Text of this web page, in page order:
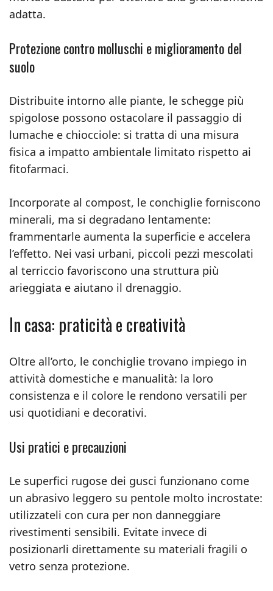
adatta.
Protezione contro molluschi e miglioramento del
suolo
Distribuite intorno alle piante, le schegge più
spigolose possono ostacolare il passaggio di
lumache e chiocciole: si tratta di una misura
fisica a impatto ambientale limitato rispetto ai
fitofarmaci.
Incorporate al compost, le conchiglie forniscono
minerali, ma si degradano lentamente:
frammentarle aumenta la superficie e accelera
l’effetto. Nei vasi urbani, piccoli pezzi mescolati
al terriccio favoriscono una struttura più
arieggiata e aiutano il drenaggio.
In casa: praticità e creatività
Oltre all’orto, le conchiglie trovano impiego in
attività domestiche e manualità: la loro
consistenza e il colore le rendono versatili per
usi quotidiani e decorativi.
Usi pratici e precauzioni
Le superfici rugose dei gusci funzionano come
un abrasivo leggero su pentole molto incrostate:
utilizzateli con cura per non danneggiare
rivestimenti sensibili. Evitate invece di
posizionarli direttamente su materiali fragili o
vetro senza protezione.